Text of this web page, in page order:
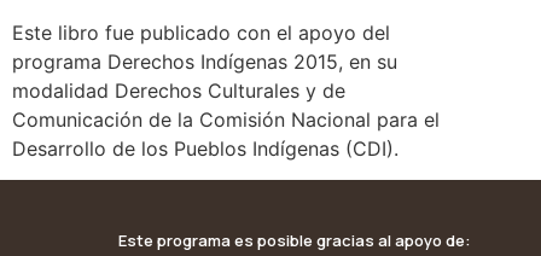
Este libro fue publicado con el apoyo del
programa Derechos Indígenas 2015, en su
modalidad Derechos Culturales y de
Comunicación de la Comisión Nacional para el
Desarrollo de los Pueblos Indígenas (CDI).
Este programa es posible gracias al apoyo de: